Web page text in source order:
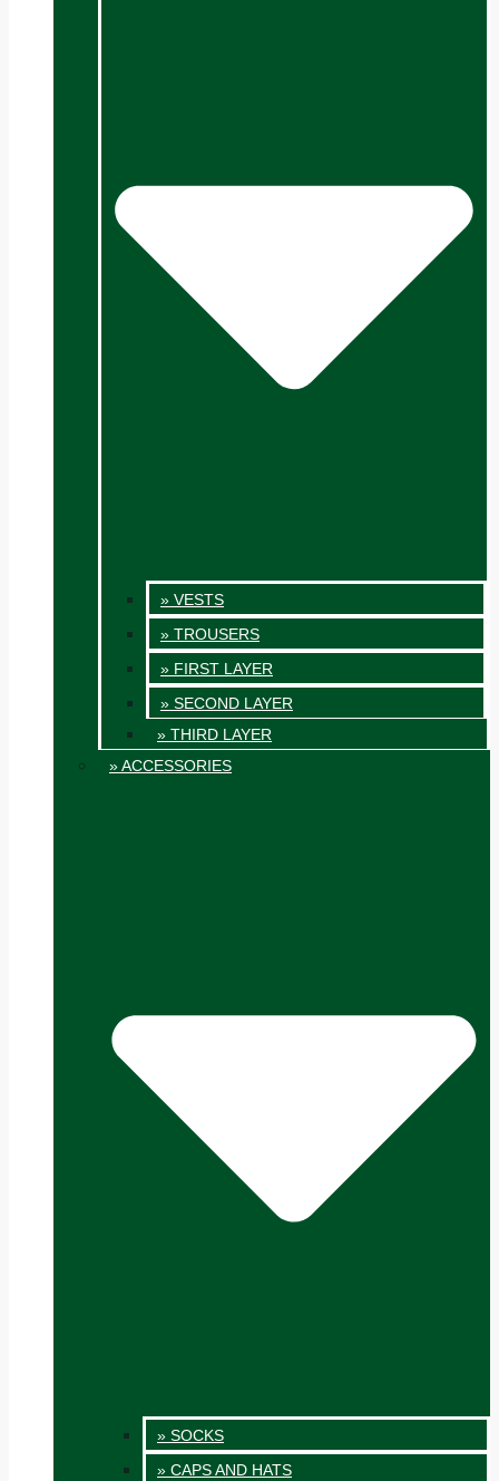
» VESTS
» TROUSERS
» FIRST LAYER
» SECOND LAYER
» THIRD LAYER
» ACCESSORIES
» SOCKS
» CAPS AND HATS